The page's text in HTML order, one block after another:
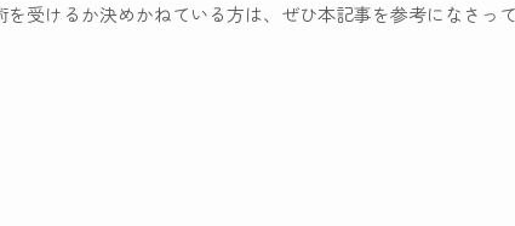
受けるか決めかねている方は、ぜひ本記事を参考になさっ